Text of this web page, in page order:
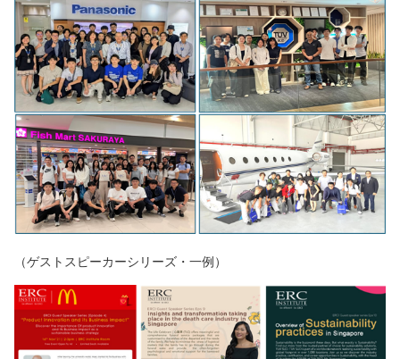
（ゲストスピーカーシリーズ・一例）